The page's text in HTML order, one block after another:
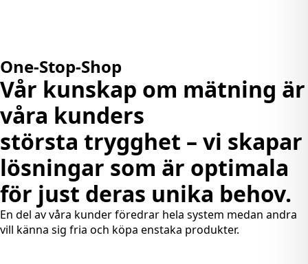
One-Stop-Shop
Vår kunskap om mätning är
våra kunders
största trygghet – vi skapar
lösningar som är optimala
för just deras unika behov.
En del av våra kunder föredrar hela system medan andra
vill känna sig fria och köpa enstaka produkter.